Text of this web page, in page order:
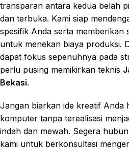
transparan antara kedua belah
dan terbuka. Kami siap
spesifik Anda serta memberikan
untuk menekan biaya produksi.
dapat fokus sepenuhnya pada
perlu pusing memikirkan teknis
Bekasi.
Jangan biarkan ide kreatif Anda
komputer tanpa terealisasi
indah dan mewah. Segera
kami untuk berkonsultasi